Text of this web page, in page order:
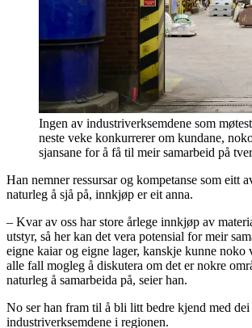
Ingen av industriverksemdene som
neste veke konkurrerer om kundane,
sjansane for å få til meir samarbeid på
Han nemner ressursar og kompetanse som eitt
naturleg å sjå på, innkjøp er eit anna.
– Kvar av oss har store årlege innkjøp av
utstyr, så her kan det vera potensial for meir
eigne kaiar og eigne lager, kanskje kunne noko
alle fall mogleg å diskutera om det er nokre
naturleg å samarbeida på, seier han.
No ser han fram til å bli litt bedre kjend med dei
industriverksemdene i regionen.